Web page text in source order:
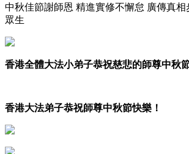
中秋佳節謝師恩 精進實修不懈怠 廣傳真相
眾生
香港全體大法小弟子恭祝慈悲的師尊中秋
香港大法弟子恭祝師尊中秋節快樂！